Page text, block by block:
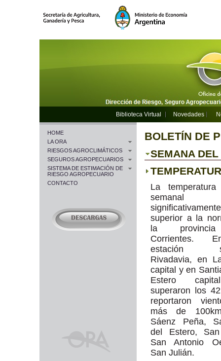
Biblioteca Virtual Novedades
HOME
LA ORA
RIESGOS AGROCLIMÁTICOS
SEGUROS AGROPECUARIOS
SISTEMA DE ESTIMACIÓN DE
RIESGO AGROPECUARIO
CONTACTO
BOLETÍN DE
SEMANA
La temperatura
semanal
significativamente
superior a la
la
Corrientes.
estación
Rivadavia, en
capital y en
Estero
superaron los
reportaron
más de
Sáenz Peña,
del Estero,
San Antonio
San Julián.